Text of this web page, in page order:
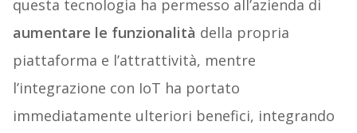
questa tecnologia ha permesso all’azienda di
aumentare le funzionalità della propria
piattaforma e l’attrattività, mentre
l’integrazione con IoT ha portato
immediatamente ulteriori benefici, integrando